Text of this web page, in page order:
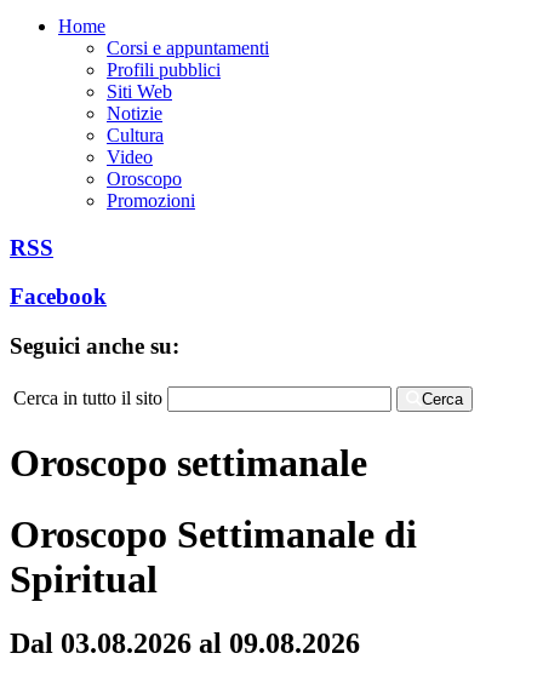
Home
Corsi e appuntamenti
Profili pubblici
Siti Web
Notizie
Cultura
Video
Oroscopo
Promozioni
RSS
Facebook
Seguici anche su:
Cerca in tutto il sito Cerca
Oroscopo settimanale
Oroscopo Settimanale di
Spiritual
Dal 03.08.2026 al 09.08.2026